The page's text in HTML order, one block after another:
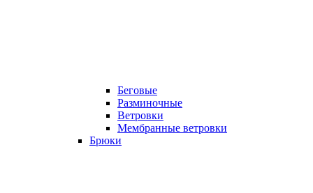
Беговые
Разминочные
Ветровки
Мембранные ветровки
Брюки